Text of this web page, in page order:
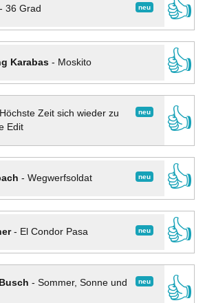
neu
36 Grad
👍
Karabas- Moskito
👍
neu
Höchste Zeit sich wieder zu
Edit
👍
neu
- Wegwerfsoldat
👍
neu
- El Condor Pasa
👍
neu
- Sommer, Sonne und
👍